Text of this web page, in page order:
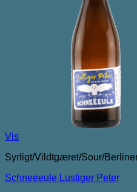
Vis
Syrligt/Vildtgæret/Sour/
Schneeeule Lustiger Peter